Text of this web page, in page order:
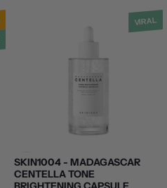
VIRAL
SKIN1004 - MADAGASCAR
CENTELLA TONE